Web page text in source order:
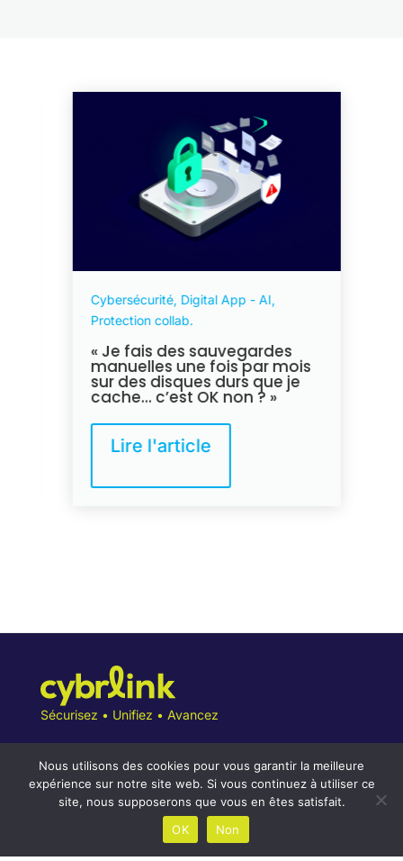
Cybersécurité, Digital App - AI,
Protection collab.
« Je fais des sauvegardes
manuelles une fois par mois
sur des disques durs que je
cache… c’est OK non ? »
Lire l'article
Sécurisez • Unifiez • Avancez
Conditions Générales
Nous utilisons des cookies pour vous garantir la meilleure
expérience sur notre site web. Si vous continuez à utiliser ce
site, nous supposerons que vous en êtes satisfait.
OK
Non